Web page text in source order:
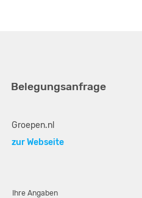
Belegungsanfrage
Groepen.nl
zur Webseite
Ihre Angaben